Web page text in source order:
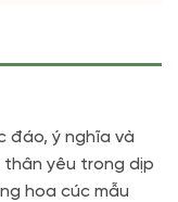
đáo, ý nghĩa và
yêu trong dịp
hoa cúc mẫu